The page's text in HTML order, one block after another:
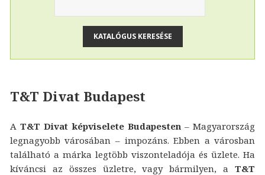
T&T Divat Budapest
A T&T Divat képviselete Budapesten– Magyarország
legnagyobb városában – impozáns. Ebben a városban
található a márka legtöbb viszonteladója és üzlete. Ha
kíváncsi az összes üzletre, vagy bármilyen, aT&T